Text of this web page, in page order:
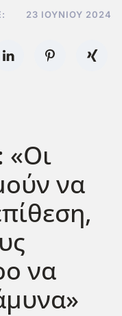
23 ΙΟΥΝΊΟΥ 2024
«Οι
να
να